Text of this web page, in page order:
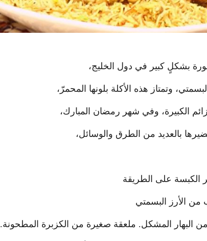
بشكلٍ كبير في دول الخليج،
وتمتاز هذه الأكلة بلونها المحمرّ،
الكبيرة، وفي شهر رمضان المبارك،
بالعديد من الطرق والوسائل،
الكبسة على الطريقة
من الأرز البسمتي
البهار المشكل. ملعقة صغيرة من الكزبرة المطحونة.